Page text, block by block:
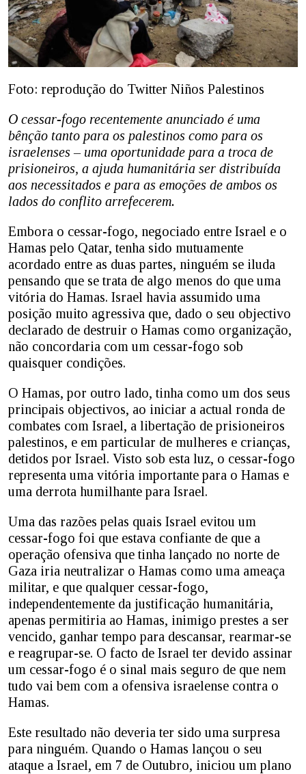
Foto: reprodução do Twitter Niños Palestinos
O cessar-fogo recentemente anunciado é uma
bênção tanto para os palestinos como para os
israelenses – uma oportunidade para a troca de
prisioneiros, a ajuda humanitária ser distribuída
aos necessitados e para as emoções de ambos os
lados do conflito arrefecerem.
Embora o cessar-fogo, negociado entre Israel e o
Hamas pelo Qatar, tenha sido mutuamente
acordado entre as duas partes, ninguém se iluda
pensando que se trata de algo menos do que uma
vitória do Hamas. Israel havia assumido uma
posição muito agressiva que, dado o seu objectivo
declarado de destruir o Hamas como organização,
não concordaria com um cessar-fogo sob
quaisquer condições.
O Hamas, por outro lado, tinha como um dos seus
principais objectivos, ao iniciar a actual ronda de
combates com Israel, a libertação de prisioneiros
palestinos, e em particular de mulheres e crianças,
detidos por Israel. Visto sob esta luz, o cessar-fogo
representa uma vitória importante para o Hamas e
uma derrota humilhante para Israel.
Uma das razões pelas quais Israel evitou um
cessar-fogo foi que estava confiante de que a
operação ofensiva que tinha lançado no norte de
Gaza iria neutralizar o Hamas como uma ameaça
militar, e que qualquer cessar-fogo,
independentemente da justificação humanitária,
apenas permitiria ao Hamas, inimigo prestes a ser
vencido, ganhar tempo para descansar, rearmar-se
e reagrupar-se. O facto de Israel ter devido assinar
um cessar-fogo é o sinal mais seguro de que nem
tudo vai bem com a ofensiva israelense contra o
Hamas.
Este resultado não deveria ter sido uma surpresa
para ninguém. Quando o Hamas lançou o seu
ataque a Israel, em 7 de Outubro, iniciou um plano